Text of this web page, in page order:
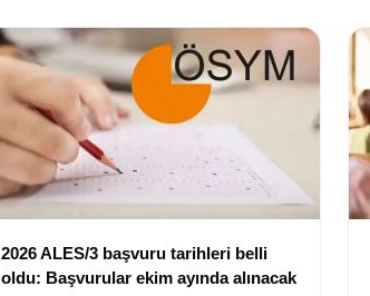
2026 ALES/3 başvuru tarihleri belli
oldu: Başvurular ekim ayında alınacak